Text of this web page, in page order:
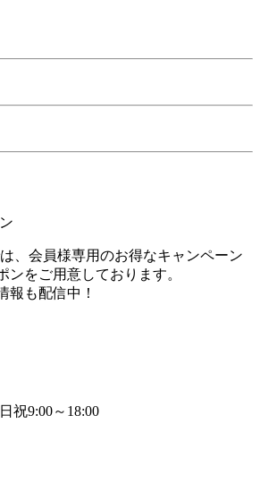
、会員様専用のお得なキャンペーン
ンをご用意しております。
報も配信中！
祝9:00～18:00